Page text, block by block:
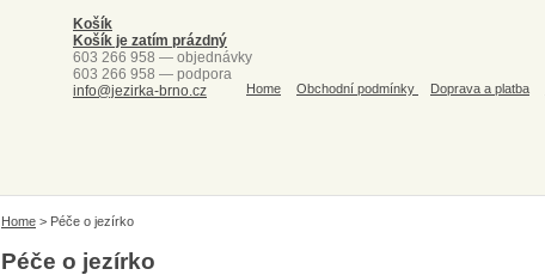
Home Obchodní podmínky Doprava a platba
Košík
Košík je zatím prázdný
603 266 958 — objednávky
603 266 958 — podpora
info@jezirka-brno.cz
Home > Péče o jezírko
Péče o jezírko